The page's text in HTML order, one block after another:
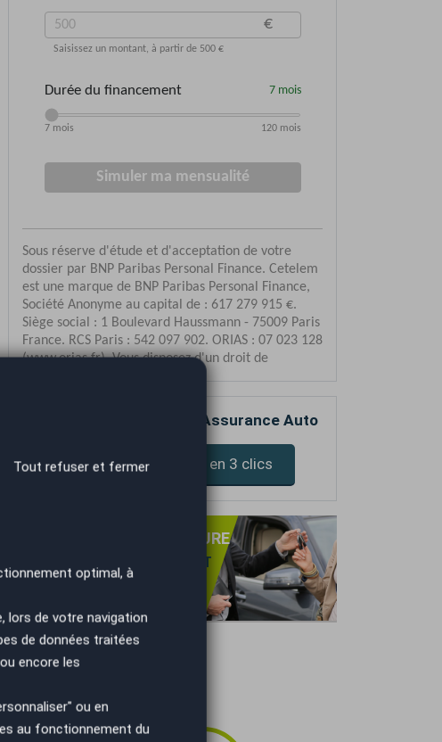
Comparez votre devis d’Assurance Auto
Devis assurance en 3 clics
REPRISE DE VOTRE VOITURE
SANS OBLIGATION D'ACHAT
ESTIMATION GRATUITE
Tout refuser et fermer
optimal, à
lors de votre navigation
de données traitées
encore les
ou en
au fonctionnement du